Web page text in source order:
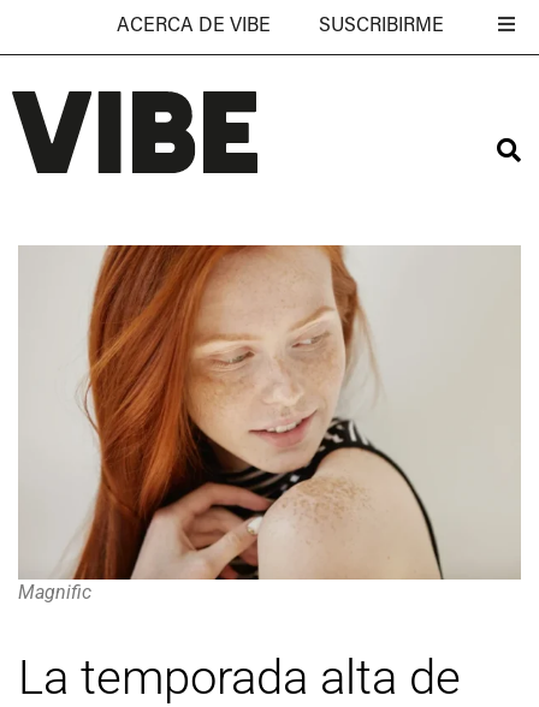
ACERCA DE VIBE SUSCRIBIRME
Magnific
La temporada alta de